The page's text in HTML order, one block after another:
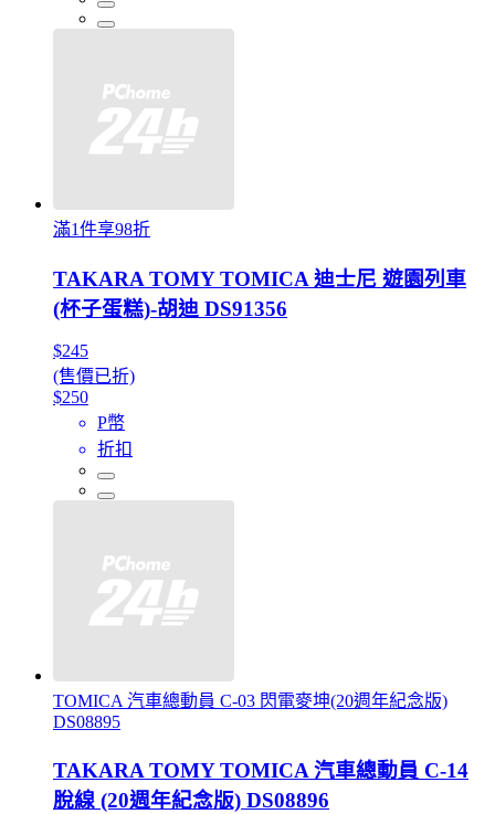
滿1件享98折
TAKARA TOMY TOMICA 迪士尼 遊園列車
(杯子蛋糕)-胡迪 DS91356
$245
(售價已折)
$250
P幣
折扣
TOMICA 汽車總動員 C-03 閃電麥坤(20週年紀念版)
DS08895
TAKARA TOMY TOMICA 汽車總動員 C-14
脫線 (20週年紀念版) DS08896